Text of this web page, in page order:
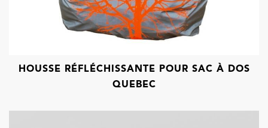
HOUSSE RÉFLÉCHISSANTE POUR SAC À DOS
QUEBEC